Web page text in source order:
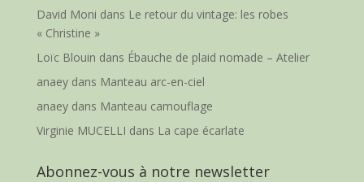
David Moni dans Le retour du vintage: les robes
« Christine »
Loïc Blouin dans Ébauche de plaid nomade – Atelier
anaeydans Manteau arc-en-ciel
anaeydans Manteau camouflage
Virginie MUCELLI dans La cape écarlate
Abonnez-vous à notre newsletter